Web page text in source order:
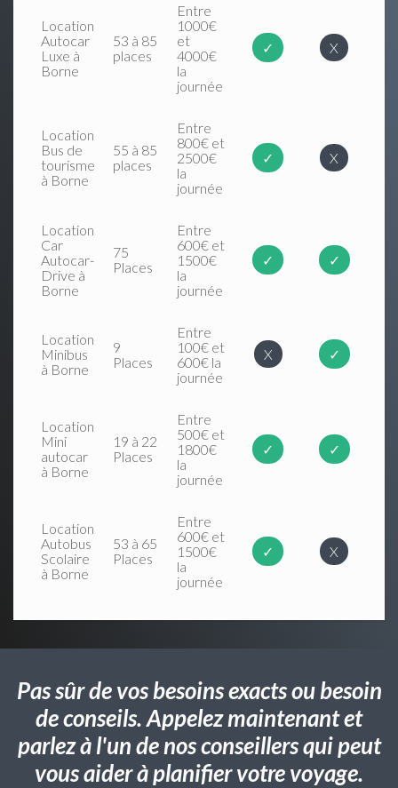
Location
Autocar
Luxe à
Borne
53 à 85
places
Entre
1000€
et
4000€
la
journée
✓ X
Location
Bus de
tourisme
à Borne
55 à 85
places
Entre
800€ et
2500€
la
journée
✓ X
Location
Car
Autocar-
Drive à
Borne
75
Places
Entre
600€ et
1500€
la
journée
✓ ✓
Location
Minibus
à Borne
9
Places
Entre
100€ et
600€ la
journée
X ✓
Location
Mini
autocar
à Borne
19 à 22
Places
Entre
500€ et
1800€
la
journée
✓ ✓
Location
Autobus
Scolaire
à Borne
53 à 65
Places
Entre
600€ et
1500€
la
journée
✓ X
Pas sûr de vos besoins exacts ou besoin
de conseils. Appelez maintenant et
parlez à l'un de nos conseillers qui peut
vous aider à planifier votre voyage.